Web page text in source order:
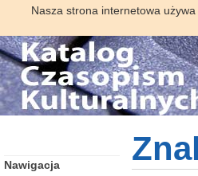
Nasza strona internetowa
Nawigacja